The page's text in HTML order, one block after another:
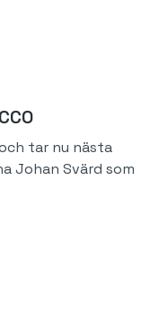
tar nu nästa
Johan Svärd som